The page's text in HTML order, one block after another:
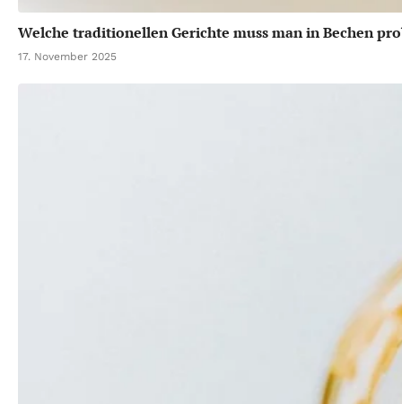
Welche traditionellen Gerichte muss man in Bechen
17. November 2025